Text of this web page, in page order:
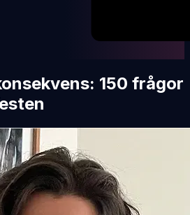
150 frågor